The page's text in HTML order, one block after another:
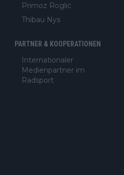
Primoz Roglic
Thibau Nys
PARTNER & KOOPERATIONEN
Internationaler
Medienpartner im
Radsport